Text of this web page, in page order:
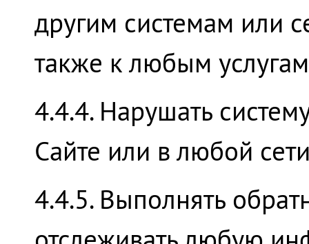
другим системам или
также к любым
4.4.4. Нарушать
Сайте или в любой
4.4.5. Выполнять